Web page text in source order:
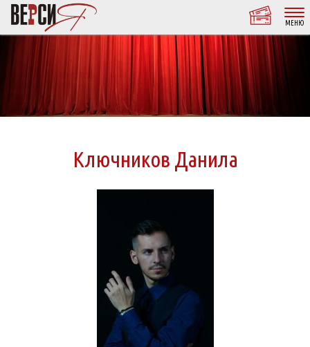
МЕНЮ
Ключников Данила